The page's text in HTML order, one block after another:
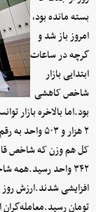
بسته مانده بود،
امروز باز شد و
گرچه در ساعات
ابتدایی بازار
شاخص کاهشی
بود.اما بالاخره بازار
۳۴۲ واحد رسید.همه